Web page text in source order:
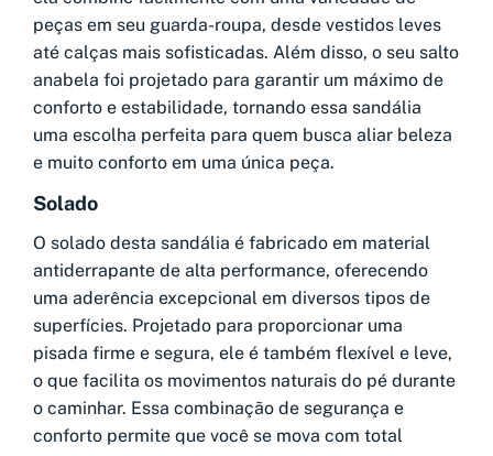
peças em seu guarda-roupa, desde vestidos leves
até calças mais sofisticadas. Além disso, o seu salto
anabela foi projetado para garantir um máximo de
conforto e estabilidade, tornando essa sandália
uma escolha perfeita para quem busca aliar beleza
e muito conforto em uma única peça.
Solado
O solado desta sandália é fabricado em material
antiderrapante de alta performance, oferecendo
uma aderência excepcional em diversos tipos de
superfícies. Projetado para proporcionar uma
pisada firme e segura, ele é também flexível e leve,
o que facilita os movimentos naturais do pé durante
o caminhar. Essa combinação de segurança e
conforto permite que você se mova com total